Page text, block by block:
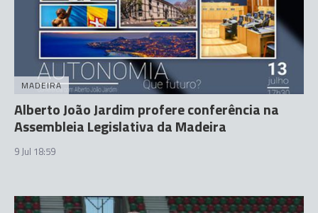
MADEIRA
Alberto João Jardim profere conferência na
Assembleia Legislativa da Madeira
9 Jul 18:59